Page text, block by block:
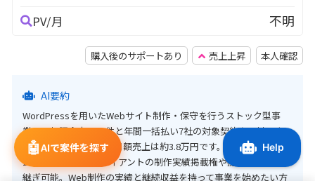
PV/月 不明
購入後のサポートあり 売上上昇 本人確認
AI要約
WordPressを用いたWebサイト制作・保守を行うストック型事
業。月額課金中の20件と年間一括払い7社の対象契約を承継でき、
年間一括分を含む実質月額売上は約3.8万円です。解約実績は過去
2件のみで、対象クライアントの制作実績掲載権や提案資料も引き
継ぎ可能。Web制作の実績と継続収益を持って事業を始めたい方
🤖AIで案件を探す